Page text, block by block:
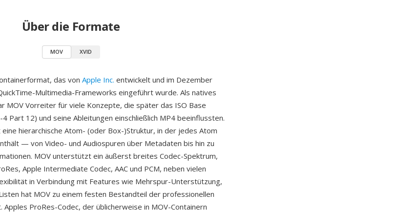
Über die Formate
MOV XVID
das von Apple Inc. entwickelt und im Dezember
Multimedia-Frameworks eingeführt wurde. Als natives
MOV Vorreiter für viele Konzepte, die später das ISO Base
4 Part 12) und seine Ableitungen einschließlich MP4 beeinflussten.
hierarchische Atom- (oder Box-)Struktur, in der jedes Atom
— von Video- und Audiospuren über Metadaten bis hin zu
MOV unterstützt ein äußerst breites Codec-Spektrum,
Apple Intermediate Codec, AAC und PCM, neben vielen
in Verbindung mit Features wie Mehrspur-Unterstützung,
hat MOV zu einem festen Bestandteil der professionellen
Apples ProRes-Codec, der üblicherweise in MOV-Containern